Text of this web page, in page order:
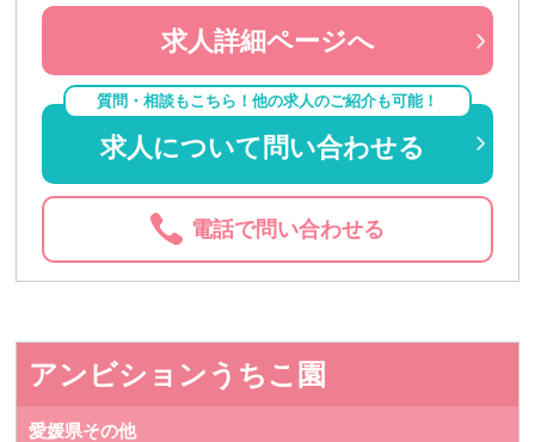
求人詳細ページへ
質問・相談もこちら！他の求人のご紹介も可能！
求人について問い合わせる
電話で問い合わせる
アンビションうちこ園
愛媛県その他